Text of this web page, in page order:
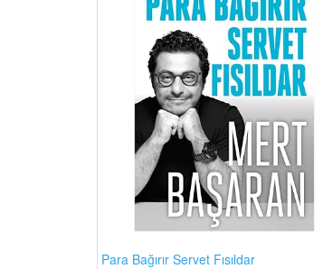
Para Bağırır Servet Fısıldar